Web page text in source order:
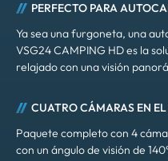
PERFECTO PARA
Ya sea una furgoneta, una
VSG24 CAMPING HD es la
relajado con una visión
CUATRO CÁMARAS EN EL
Paquete completo con 4
con un ángulo de visión de